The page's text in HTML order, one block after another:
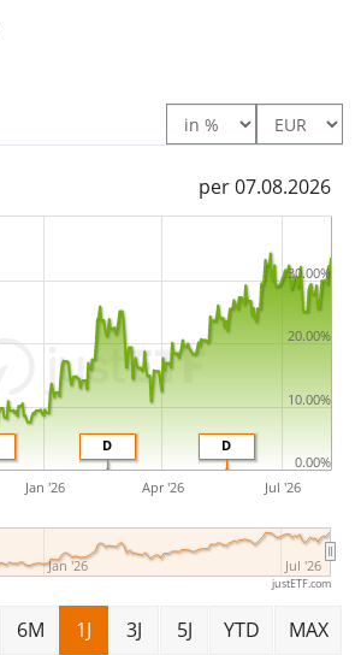
per 07.08.2026
D
D
Jan '26 Apr '26 Jul '26
Jan '26 Jul '26
0.00%
10.00%
20.00%
30.00%
justETF.com
6M 1J 3J 5J YTD MAX